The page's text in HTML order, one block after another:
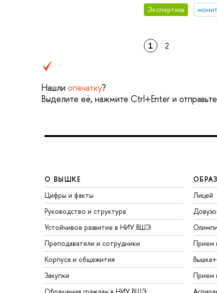
Экспертиза
1 2
Нашли опечатку?
Выделите её, нажмите Ctrl+Enter и
О ВЫШКЕ
Цифры и факты
Руководство и структура
Устойчивое развитие в НИУ ВШЭ
Преподаватели и сотрудники
Корпуса и общежития
Закупки
Лицей
Прием
Вышка+
Прием